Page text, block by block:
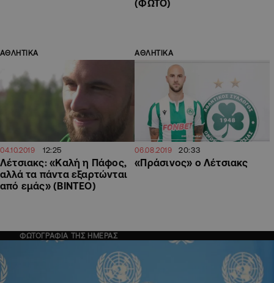
(ΦΩΤΟ)
ΑΘΛΗΤΙΚΑ
04.10.2019 12:25
Λέτσιακς: «Καλή η Πάφος,
αλλά τα πάντα εξαρτώνται
από εμάς» (ΒΙΝΤΕΟ)
ΑΘΛΗΤΙΚΑ
06.08.2019 20:33
«Πράσινος» ο Λέτσιακς
ΦΩΤΟΓΡΑΦΙΑ ΤΗΣ ΗΜΕΡΑΣ